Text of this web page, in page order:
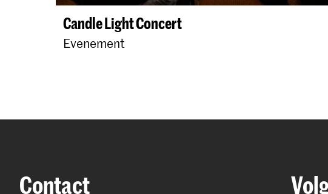
Candle Light Concert
Evenement
Contact